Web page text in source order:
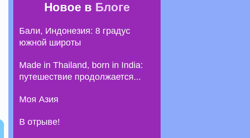
Новое в Блоге
Бали, Индонезия: 8 градус
южной широты
Made in Thailand, born in India:
путешествие продолжается...
Моя Азия
В отрыве!